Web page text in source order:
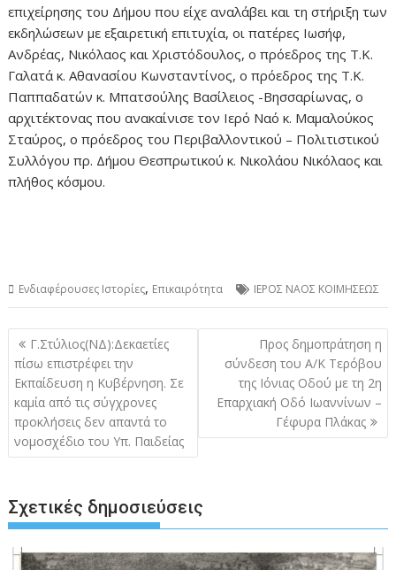
επιχείρησης του Δήμου που είχε αναλάβει και τη στήριξη των
εκδηλώσεων με εξαιρετική επιτυχία, οι πατέρες Ιωσήφ,
Ανδρέας, Νικόλαος και Χριστόδουλος, ο πρόεδρος της Τ.Κ.
Γαλατά κ. Αθανασίου Κωνσταντίνος, ο πρόεδρος της Τ.Κ.
Παππαδατών κ. Μπατσούλης Βασίλειος -Βησσαρίωνας, ο
αρχιτέκτονας που ανακαίνισε τον Ιερό Ναό κ. Μαμαλούκος
Σταύρος, ο πρόεδρος του Περιβαλλοντικού – Πολιτιστικού
Συλλόγου πρ. Δήμου Θεσπρωτικού κ. Νικολάου Νικόλαος και
πλήθος κόσμου.
Ενδιαφέρουσες Ιστορίες, Επικαιρότητα ΙΕΡΟΣ ΝΑΟΣ ΚΟΙΜΗΣΕΩΣ
Πλοήγηση
άρθρων
Γ.Στύλιος(ΝΔ):Δεκαετίες
πίσω επιστρέφει την
Εκπαίδευση η Κυβέρνηση. Σε
καμία από τις σύγχρονες
προκλήσεις δεν απαντά το
νομοσχέδιο του Υπ. Παιδείας
Προς δημοπράτηση η
σύνδεση του Α/Κ Τερόβου
της Ιόνιας Οδού με τη 2η
Επαρχιακή Οδό Ιωαννίνων –
Γέφυρα Πλάκας
Σχετικές δημοσιεύσεις